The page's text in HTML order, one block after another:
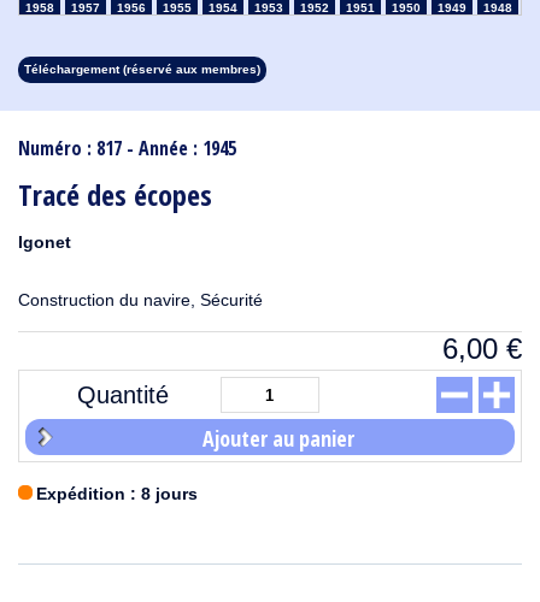
Numéro : 817 - Année : 1945
Tracé des écopes
Igonet
Construction du navire, Sécurité
6,00 €
Quantité
Ajouter au panier
Expédition : 8 jours
1958
1957 1956 1955 1954 1953 1952 1951 1950 1949
1948
1913
1912 1911 1910 1909 1908
Téléchargement (réservé aux membres)